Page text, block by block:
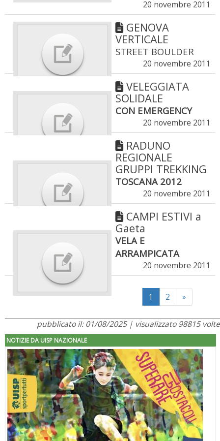
20 novembre 2011
GENOVA
VERTICALE
STREET BOULDER
20 novembre 2011
VELEGGIATA
SOLIDALE
CON EMERGENCY
20 novembre 2011
RADUNO
REGIONALE
GRUPPI TREKKING
TOSCANA 2012
20 novembre 2011
CAMPI ESTIVI a
Gaeta
VELA E
ARRAMPICATA
20 novembre 2011
1 2 »
pubblicato il: 01/08/2025 | visualizzato 98815 volte
NOTIZIE DA UISP NAZIONALE